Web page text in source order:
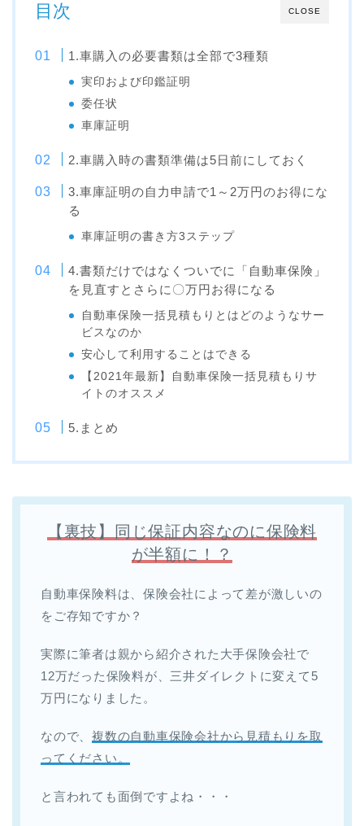
CLOSE
目次
1.車購入の必要書類は全部で3種類
実印および印鑑証明
委任状
車庫証明
2.車購入時の書類準備は5日前にしておく
3.車庫証明の自力申請で1～2万円のお得にな
る
車庫証明の書き方3ステップ
4.書類だけではなくついでに「自動車保険」
を見直すとさらに〇万円お得になる
自動車保険一括見積もりとはどのようなサー
ビスなのか
安心して利用することはできる
【2021年最新】自動車保険一括見積もりサ
イトのオススメ
5.まとめ
【裏技】同じ保証内容なのに保険料
が半額に！？
自動車保険料は、保険会社によって差が激しいの
をご存知ですか？
実際に筆者は親から紹介された大手保険会社で
12万だった保険料が、三井ダイレクトに変えて5
万円になりました。
なので、複数の自動車保険会社から見積もりを取
ってください。
と言われても面倒ですよね・・・